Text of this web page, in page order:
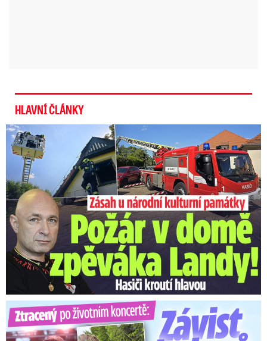
HLAVNÍ ČLÁNKY
U Daniela Landy hořelo! Hasiči kroutí hlavou
Ztracený po životním koncertě: Závist kolegů a teplý popík